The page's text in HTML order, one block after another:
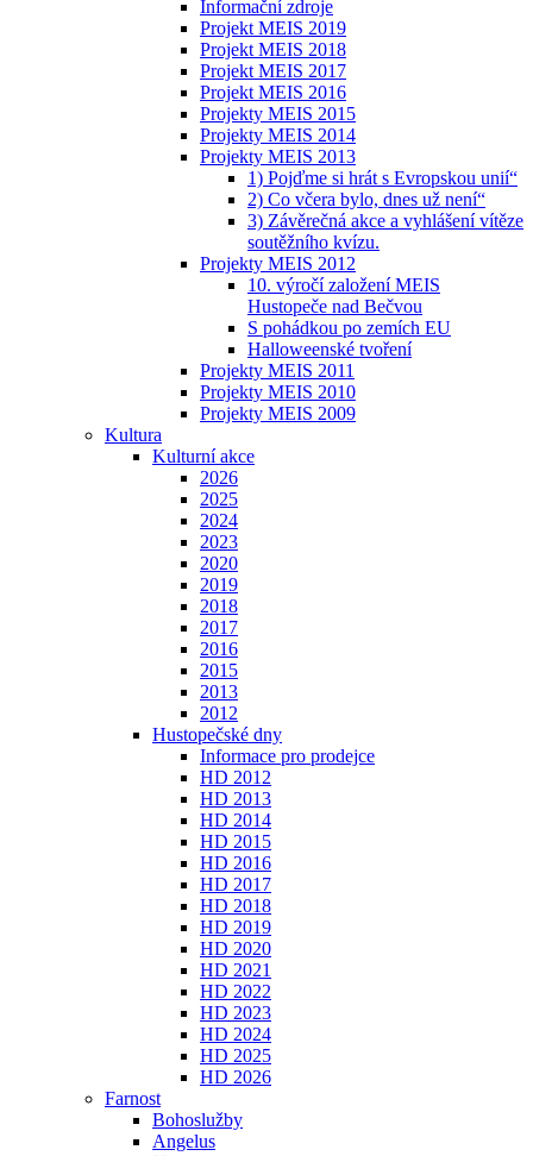
Informační zdroje
Projekt MEIS 2019
Projekt MEIS 2018
Projekt MEIS 2017
Projekt MEIS 2016
Projekty MEIS 2015
Projekty MEIS 2014
Projekty MEIS 2013
1) Pojďme si hrát s Evropskou unií“
2) Co včera bylo, dnes už není“
3) Závěrečná akce a vyhlášení vítěze
soutěžního kvízu.
Projekty MEIS 2012
10. výročí založení MEIS
Hustopeče nad Bečvou
S pohádkou po zemích EU
Halloweenské tvoření
Projekty MEIS 2011
Projekty MEIS 2010
Projekty MEIS 2009
Kultura
Kulturní akce
2026
2025
2024
2023
2020
2019
2018
2017
2016
2015
2013
2012
Hustopečské dny
Informace pro prodejce
HD 2012
HD 2013
HD 2014
HD 2015
HD 2016
HD 2017
HD 2018
HD 2019
HD 2020
HD 2021
HD 2022
HD 2023
HD 2024
HD 2025
HD 2026
Farnost
Bohoslužby
Angelus